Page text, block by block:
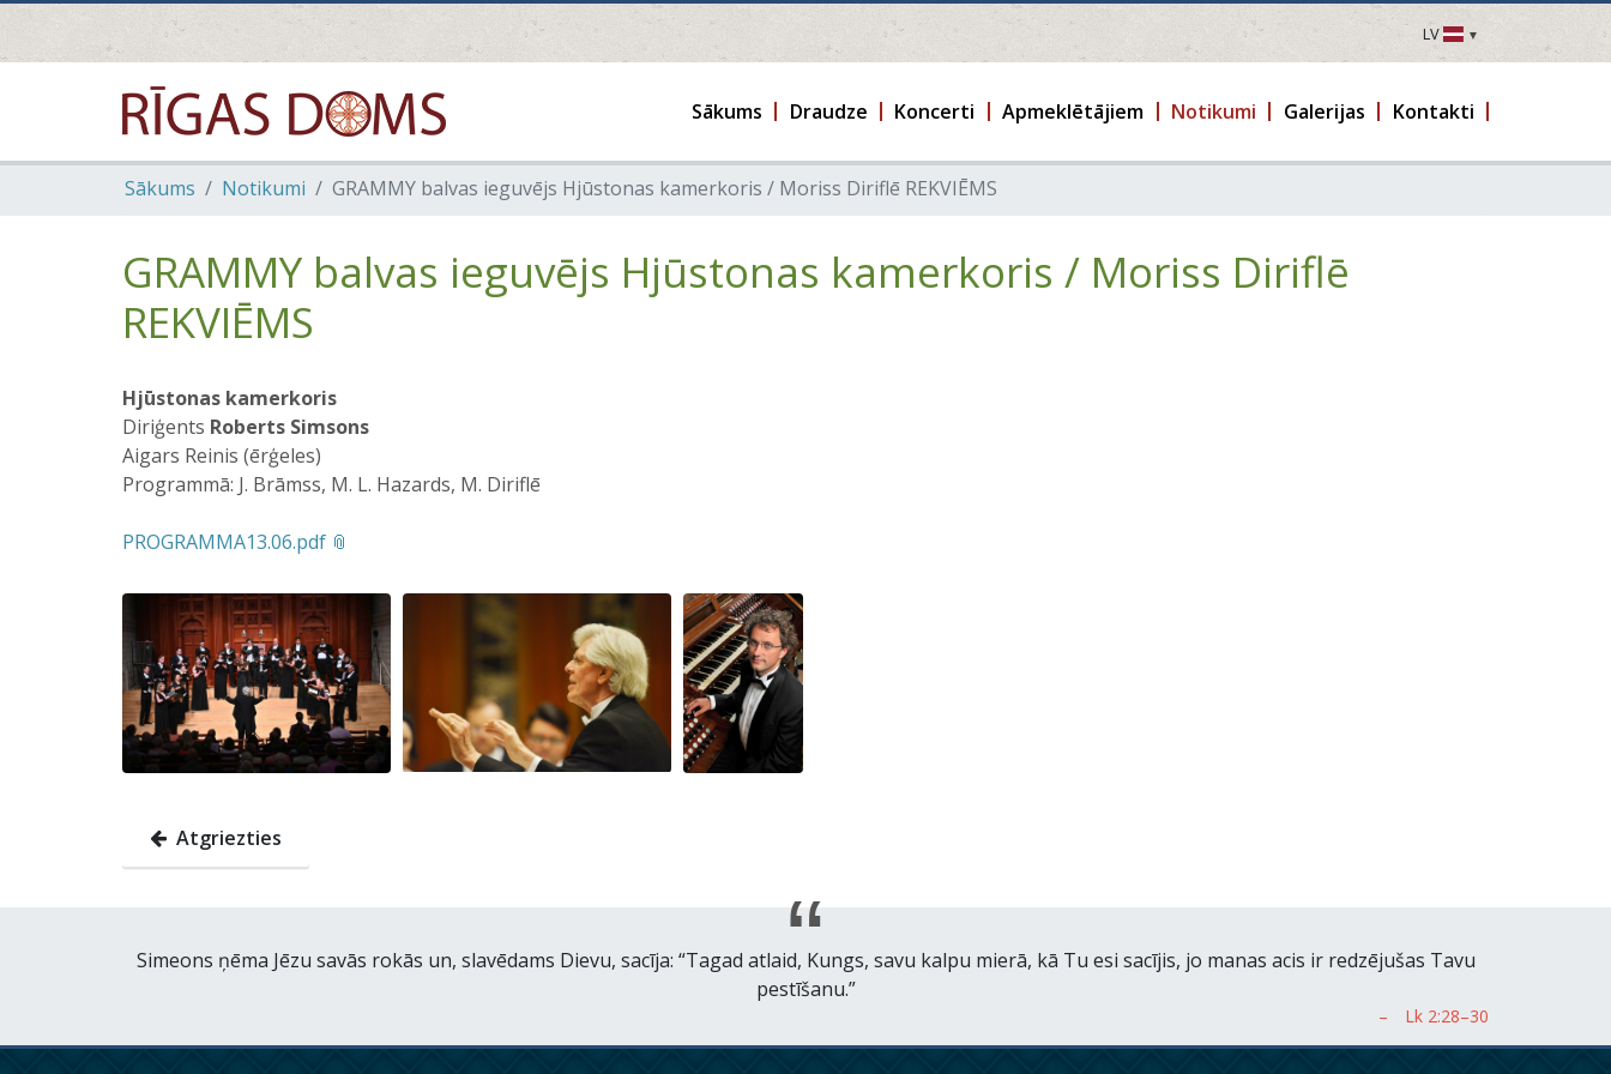
LV
LV
FR
Sākums Draudze Koncerti Apmeklētājiem Notikumi Galerijas Kontakti
Sākums Notikumi GRAMMY balvas ieguvējs Hjūstonas kamerkoris / Moriss Diriflē REKVIĒMS
GRAMMY balvas ieguvējs Hjūstonas kamerkoris / Moriss Diriflē
REKVIĒMS
Hjūstonas kamerkoris
Diriģents Roberts Simsons
Aigars Reinis (ērģeles)
Programmā: J. Brāmss, M. L. Hazards, M. Diriflē
PROGRAMMA13.06.pdf
Atgriezties
Simeons ņēma Jēzu savās rokās un, slavēdams Dievu, sacīja: “Tagad atlaid, Kungs, savu kalpu mierā, kā Tu esi sacījis, jo manas acis ir redzējušas Tavu
pestīšanu.”